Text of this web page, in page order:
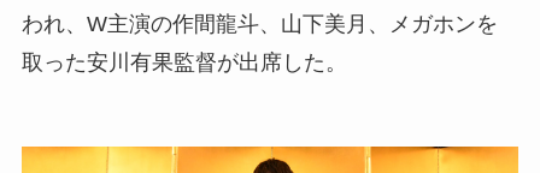
われ、W主演の作間龍斗、山下美月、メガホンを
取った安川有果監督が出席した。